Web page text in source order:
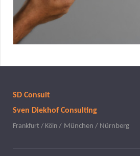
SD Consult
Sven Diekhof Consulting
Frankfurt / Köln / München / Nürnberg